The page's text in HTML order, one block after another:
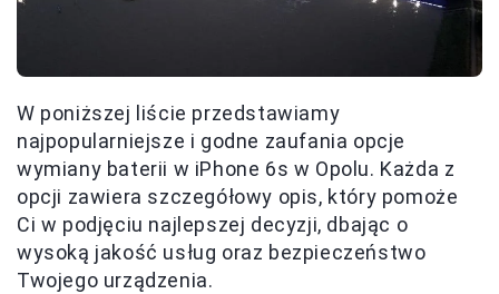
W poniższej liście przedstawiamy
najpopularniejsze i godne zaufania opcje
wymiany baterii w iPhone 6s w Opolu. Każda z
opcji zawiera szczegółowy opis, który pomoże
Ci w podjęciu najlepszej decyzji, dbając o
wysoką jakość usług oraz bezpieczeństwo
Twojego urządzenia.